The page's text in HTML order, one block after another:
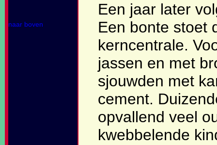
naar boven
Een jaar later
Een bonte stoet
kerncentrale.
jassen en met
sjouwden met
cement.
opvallend veel
kwebbelende